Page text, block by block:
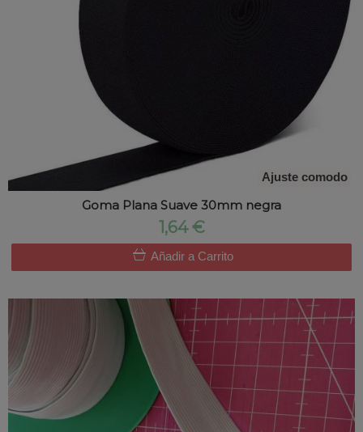
Ajuste comodo
Goma Plana Suave 30mm negra
1,64 €
Añadir a Carrito